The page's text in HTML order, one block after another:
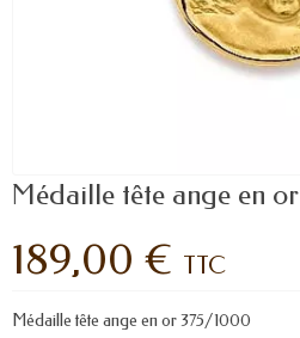
Médaille tête ange en or
189,00 € TTC
Médaille tête ange en or 375/1000